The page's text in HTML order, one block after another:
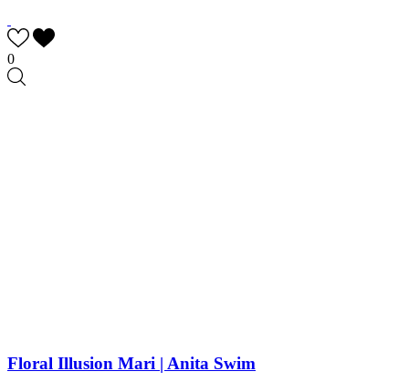
0
Floral Illusion Mari | Anita Swim